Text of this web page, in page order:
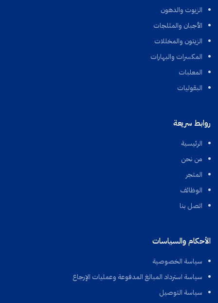
الزيوت والدهون
الأجبان والمثلجات
الزيتون والمخللات
المكسرات والبهارات
المعلبات
البقوليات
روابط سريعة
الرئيسية
من نحن
المتجر
الوظائف
اتصل بنا
الأحكام والسياسات
سياسة الخصوصية
سياسة استرداد المبالغ المدفوعة وعمليات الإرجاع
سياسة التوصيل